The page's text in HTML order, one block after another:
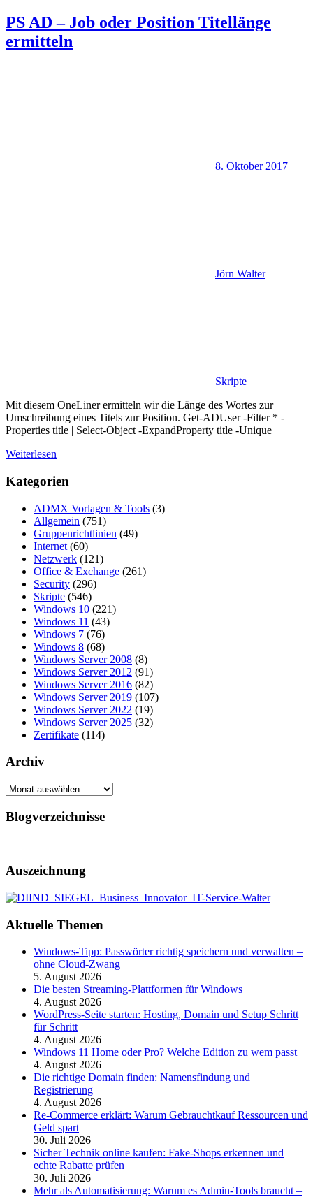
PS AD – Job oder Position Titellänge
ermitteln
8. Oktober 2017
Jörn Walter
Skripte
Mit diesem OneLiner ermitteln wir die Länge des Wortes zur
Umschreibung eines Titels zur Position. Get-ADUser -Filter * -
Properties title | Select-Object -ExpandProperty title -Unique
Weiterlesen
Kategorien
ADMX Vorlagen & Tools (3)
Allgemein (751)
Gruppenrichtlinien (49)
Internet (60)
Netzwerk (121)
Office & Exchange (261)
Security (296)
Skripte (546)
Windows 10 (221)
Windows 11 (43)
Windows 7 (76)
Windows 8 (68)
Windows Server 2008 (8)
Windows Server 2012 (91)
Windows Server 2016 (82)
Windows Server 2019 (107)
Windows Server 2022 (19)
Windows Server 2025 (32)
Zertifikate (114)
Archiv
Archiv
Blogverzeichnisse
Auszeichnung
Aktuelle Themen
Windows-Tipp: Passwörter richtig speichern und verwalten –
ohne Cloud-Zwang
5. August 2026
Die besten Streaming-Plattformen für Windows
4. August 2026
WordPress-Seite starten: Hosting, Domain und Setup Schritt
für Schritt
4. August 2026
Windows 11 Home oder Pro? Welche Edition zu wem passt
4. August 2026
Die richtige Domain finden: Namensfindung und
Registrierung
4. August 2026
Re-Commerce erklärt: Warum Gebrauchtkauf Ressourcen und
Geld spart
30. Juli 2026
Sicher Technik online kaufen: Fake-Shops erkennen und
echte Rabatte prüfen
30. Juli 2026
Mehr als Automatisierung: Warum es Admin-Tools braucht –